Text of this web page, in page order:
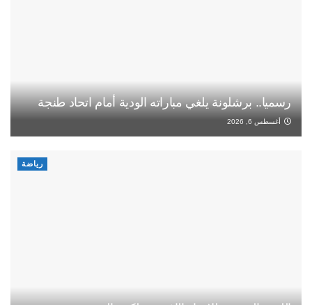
رسميا.. برشلونة يلغي مباراته الودية أمام اتحاد طنجة
أغسطس 6, 2026
رياضة